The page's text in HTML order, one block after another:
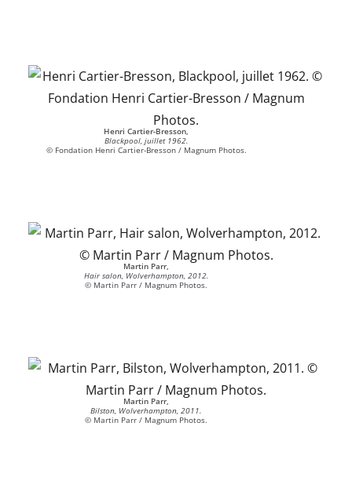
Henri Cartier-Bresson,
Blackpool, juillet 1962.
© Fondation Henri Cartier-Bresson / Magnum Photos.
Martin Parr,
Hair salon, Wolverhampton, 2012.
© Martin Parr / Magnum Photos.
Martin Parr,
Bilston, Wolverhampton, 2011.
© Martin Parr / Magnum Photos.